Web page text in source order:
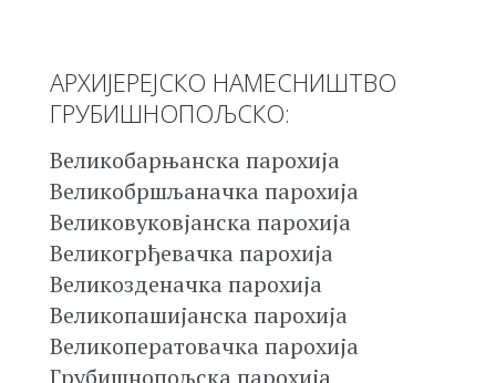
АРХИЈЕРЕЈСКО НАМЕСНИШТВО
ГРУБИШНОПОЉСКО:
Великобарњанска парохија
Великобршљаначка парохија
Великовуковјанска парохија
Великогрђевачка парохија
Великозденачка парохија
Великопашијанска парохија
Великоператовачка парохија
Грубишнопољска парохија